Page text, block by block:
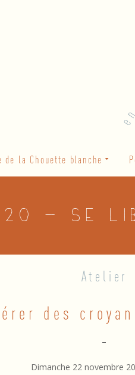
de la Chouette blanche
20 – Se
Atelier
des
–
Dimanche 22 novembre